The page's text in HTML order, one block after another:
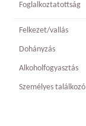
Foglalkoztatottság
Felkezet/vallás
Dohányzás
Alkoholfogyasztás
Személyes találkozó